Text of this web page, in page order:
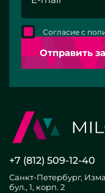
Отправить
Согласие с
+7 (812) 509-12-40
Санкт-Петербург,
бул., 1, корп. 2